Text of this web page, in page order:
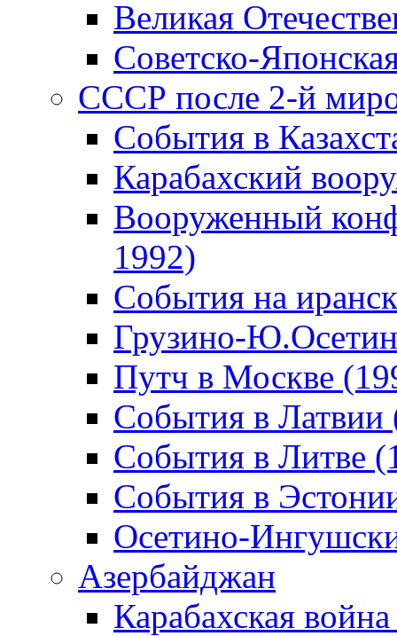
Великая
Советско-
СССР после 2-й
События в
Карабахский
Вооруженный
1992)
События на
Грузино-
Путч в Москве
События в Латвии
События в Литве
События в
Осетино-
Азербайджан
Карабахская